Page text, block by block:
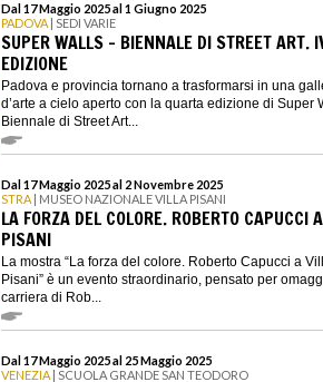
Dal 17 Maggio 2025 al 1 Giugno 2025
PADOVA | SEDI VARIE
SUPER WALLS - BIENNALE DI STREET ART.
EDIZIONE
Padova e provincia tornano a trasformarsi in una
d’arte a cielo aperto con la quarta edizione di Super
Biennale di Street Art...
Dal 17 Maggio 2025 al 2 Novembre 2025
STRA | MUSEO NAZIONALE VILLA PISANI
LA FORZA DEL COLORE. ROBERTO CAPUCCI
PISANI
La mostra “La forza del colore. Roberto Capucci a
Pisani” è un evento straordinario, pensato per
carriera di Rob...
Dal 17 Maggio 2025 al 25 Maggio 2025
VENEZIA | SCUOLA GRANDE SAN TEODORO